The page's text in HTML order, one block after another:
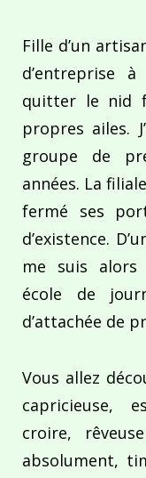
Fille d’un
d’entreprise
quitter le nid
propres ailes.
groupe de
années. La
fermé ses
d’existence.
me suis alors
école de
d’attachée de
Vous allez
capricieuse,
croire,
absolument,